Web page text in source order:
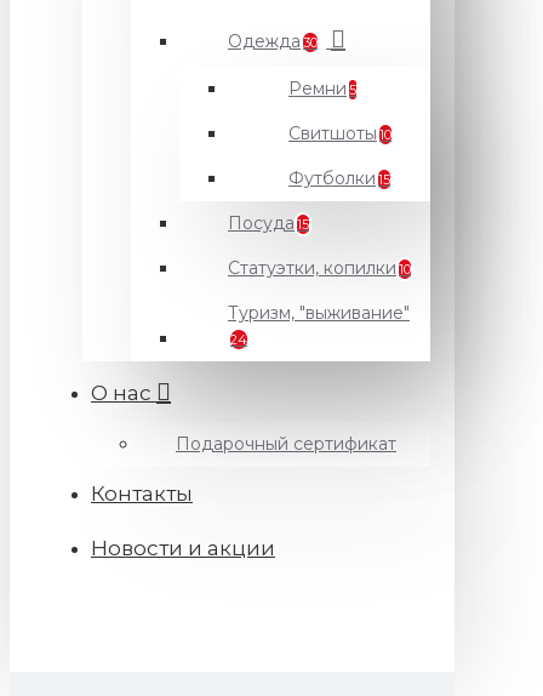
Одежда 30
Ремни 5
Свитшоты 10
Футболки 15
Посуда 15
Статуэтки, копилки 10
Туризм, "выживание"
24
О нас
Подарочный сертификат
Контакты
Новости и акции